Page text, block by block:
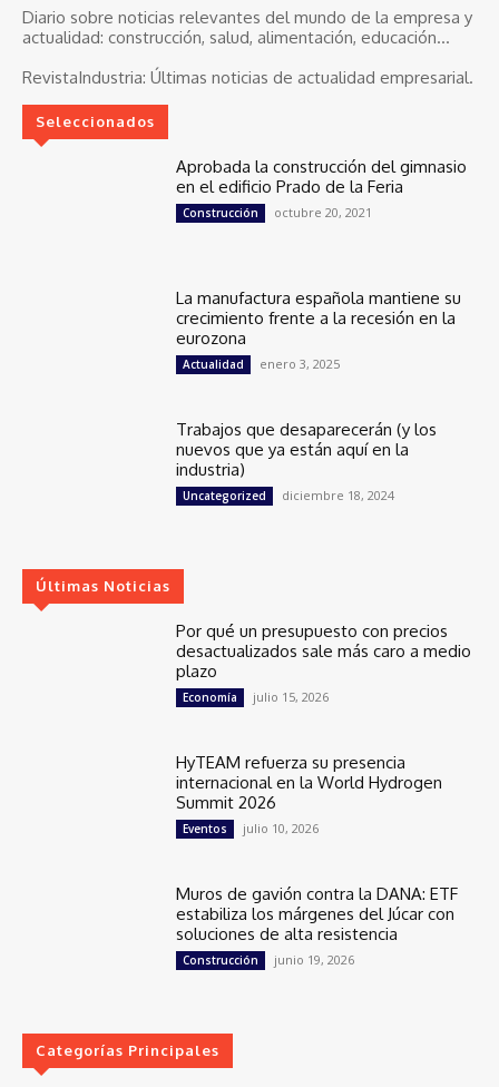
Diario sobre noticias relevantes del mundo de la empresa y
actualidad: construcción, salud, alimentación, educación...
RevistaIndustria: Últimas noticias de actualidad empresarial.
Seleccionados
Aprobada la construcción del gimnasio
en el edificio Prado de la Feria
Construcción octubre 20, 2021
La manufactura española mantiene su
crecimiento frente a la recesión en la
eurozona
Actualidad enero 3, 2025
Trabajos que desaparecerán (y los
nuevos que ya están aquí en la
industria)
Uncategorized diciembre 18, 2024
Últimas Noticias
Por qué un presupuesto con precios
desactualizados sale más caro a medio
plazo
Economía julio 15, 2026
HyTEAM refuerza su presencia
internacional en la World Hydrogen
Summit 2026
Eventos julio 10, 2026
Muros de gavión contra la DANA: ETF
estabiliza los márgenes del Júcar con
soluciones de alta resistencia
Construcción junio 19, 2026
Categorías Principales